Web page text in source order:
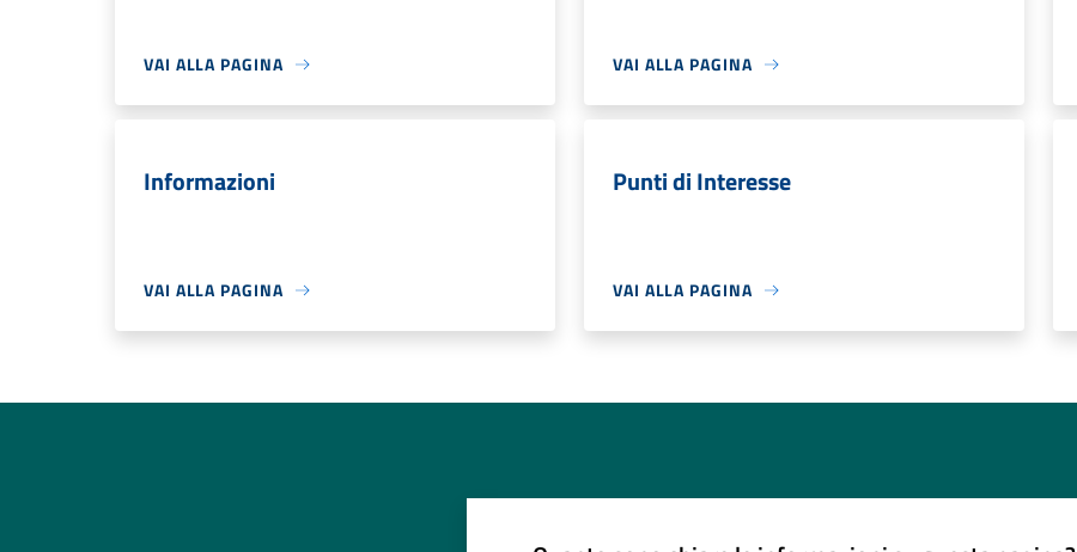
VAI ALLA PAGINA VAI ALLA PAGINA
Informazioni
VAI ALLA PAGINA
Punti di Interesse
VAI ALLA PAGINA